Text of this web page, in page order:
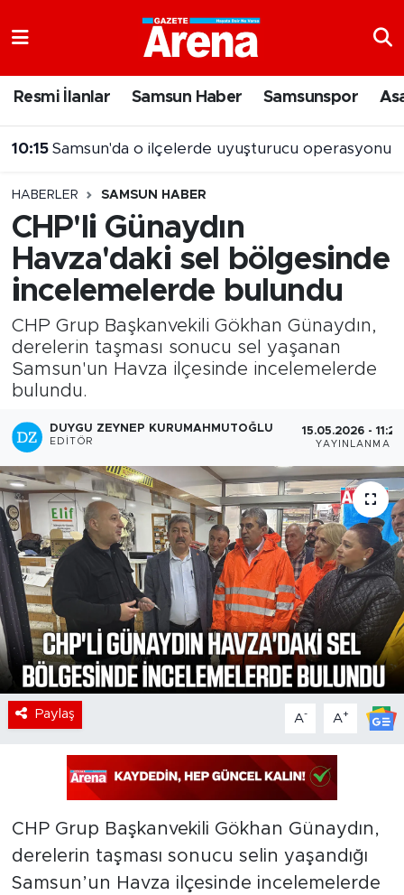
Resmi İlanlar Samsun Haber Samsunspor
10:15 Samsun'da o ilçelerde uyuşturucu operasyonu
09:42 Samsun'da Temmuz ayı kaza bilançosu
HABERLER SAMSUN HABER
CHP'li Günaydın
Havza'daki sel bölgesinde
incelemelerde bulundu
CHP Grup Başkanvekili Gökhan Günaydın,
derelerin taşması sonucu sel yaşanan
Samsun'un Havza ilçesinde incelemelerde
bulundu.
DUYGU ZEYNEP KURUMAHMUTOĞLU
EDITÖR
15.05.2026 - 11:27
YAYINLANMA
Paylaş A- A+
CHP Grup Başkanvekili Gökhan Günaydın,
derelerin taşması sonucu selin yaşandığı
Samsun’un Havza ilçesinde incelemelerde
Samsun Namaz Vakitleri
Süper Lig Puan Durumu ve Fikstür
Tüm Manşetler
Son Dakika Haberleri
Haber Arşivi